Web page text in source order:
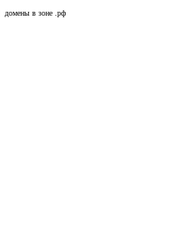
домены в зоне .рф